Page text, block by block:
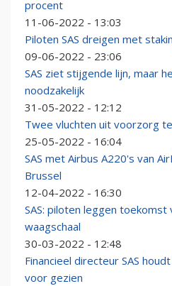
procent
11-06-2022 - 13:03
Piloten SAS dreigen met
09-06-2022 - 23:06
SAS ziet stijgende lijn, maar
noodzakelijk
31-05-2022 - 12:12
Twee vluchten uit voorzorg
25-05-2022 - 16:04
SAS met Airbus A220's van
Brussel
12-04-2022 - 16:30
SAS: piloten leggen
waagschaal
30-03-2022 - 12:48
Financieel directeur SAS
voor gezien